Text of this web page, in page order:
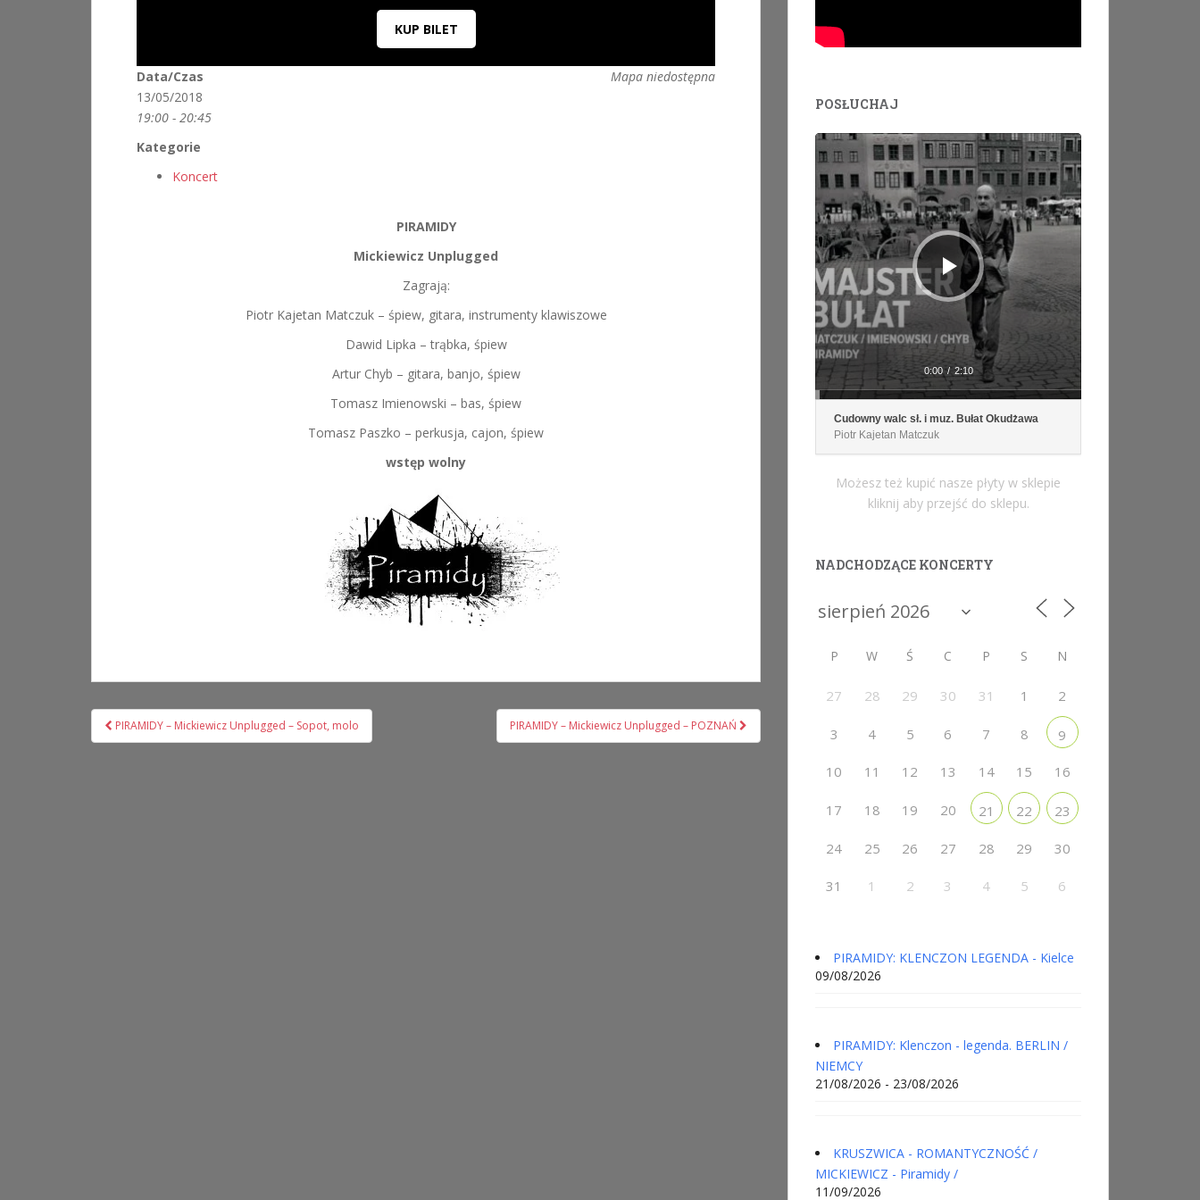
KUP BILET
Mapa niedostępna
Data/Czas
13/05/2018
19:00 - 20:45
Kategorie
Koncert
PIRAMIDY
Mickiewicz Unplugged
Zagrają:
Piotr Kajetan Matczuk – śpiew, gitara, instrumenty klawiszowe
Dawid Lipka – trąbka, śpiew
Artur Chyb – gitara, banjo, śpiew
Tomasz Imienowski – bas, śpiew
Tomasz Paszko – perkusja, cajon, śpiew
wstęp wolny
Nawigacja
wpisu
PIRAMIDY – Mickiewicz Unplugged – Sopot, molo PIRAMIDY – Mickiewicz Unplugged – POZNAŃ
POSŁUCHAJ
Odtwarzacz
plików
dźwiękowych
0:00 / 2:10
Cudowny walc sł. i muz. Bułat Okudżawa
Piotr Kajetan Matczuk
Możesz też kupić nasze płyty w sklepie
kliknij aby przejść do sklepu.
NADCHODZĄCE KONCERTY
P W Ś C P S N
27 28 29 30 31 1 2
3 4 5 6 7 8 9
10 11 12 13 14 15 16
17 18 19 20 21 22 23
24 25 26 27 28 29 30
31 1 2 3 4 5 6
PIRAMIDY: KLENCZON LEGENDA - Kielce
09/08/2026
PIRAMIDY: Klenczon - legenda. BERLIN /
NIEMCY
21/08/2026 - 23/08/2026
KRUSZWICA - ROMANTYCZNOŚĆ /
MICKIEWICZ - Piramidy /
11/09/2026